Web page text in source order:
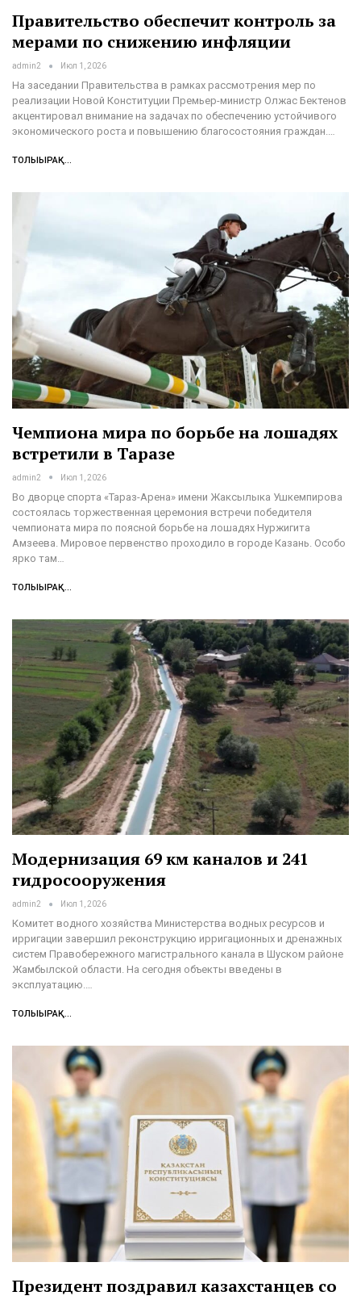
Правительство обеспечит контроль за
мерами по снижению инфляции
admin2 Июл 1, 2026
На заседании Правительства в рамках рассмотрения мер по
реализации Новой Конституции Премьер-министр Олжас Бектенов
акцентировал внимание на задачах по обеспечению устойчивого
экономического роста и повышению благосостояния граждан.…
ТОЛЫҒЫРАҚ...
Чемпиона мира по борьбе на лошадях
встретили в Таразе
admin2 Июл 1, 2026
Во дворце спорта «Тараз-Арена» имени Жаксылыка Ушкемпирова
состоялась торжественная церемония встречи победителя
чемпионата мира по поясной борьбе на лошадях Нуржигита
Амзеева. Мировое первенство проходило в городе Казань. Особо
ярко там…
ТОЛЫҒЫРАҚ...
Модернизация 69 км каналов и 241
гидросооружения
admin2 Июл 1, 2026
Комитет водного хозяйства Министерства водных ресурсов и
ирригации завершил реконструкцию ирригационных и дренажных
систем Правобережного магистрального канала в Шуском районе
Жамбылской области. На сегодня объекты введены в
эксплуатацию.…
ТОЛЫҒЫРАҚ...
Президент поздравил казахстанцев со